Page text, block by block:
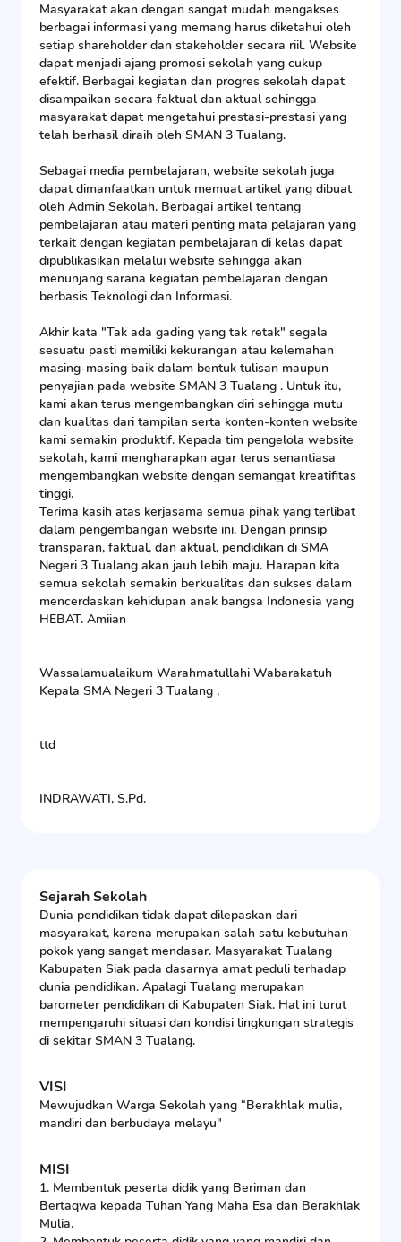
Masyarakat akan dengan sangat mudah mengakses
berbagai informasi yang memang harus diketahui oleh
setiap shareholder dan stakeholder secara riil. Website
dapat menjadi ajang promosi sekolah yang cukup
efektif. Berbagai kegiatan dan progres sekolah dapat
disampaikan secara faktual dan aktual sehingga
masyarakat dapat mengetahui prestasi-prestasi yang
telah berhasil diraih oleh SMAN 3 Tualang.
Sebagai media pembelajaran, website sekolah juga
dapat dimanfaatkan untuk memuat artikel yang dibuat
oleh Admin Sekolah. Berbagai artikel tentang
pembelajaran atau materi penting mata pelajaran yang
terkait dengan kegiatan pembelajaran di kelas dapat
dipublikasikan melalui website sehingga akan
menunjang sarana kegiatan pembelajaran dengan
berbasis Teknologi dan Informasi.
Akhir kata "Tak ada gading yang tak retak" segala
sesuatu pasti memiliki kekurangan atau kelemahan
masing-masing baik dalam bentuk tulisan maupun
penyajian pada website SMAN 3 Tualang . Untuk itu,
kami akan terus mengembangkan diri sehingga mutu
dan kualitas dari tampilan serta konten-konten website
kami semakin produktif. Kepada tim pengelola website
sekolah, kami mengharapkan agar terus senantiasa
mengembangkan website dengan semangat kreatifitas
tinggi.
Terima kasih atas kerjasama semua pihak yang terlibat
dalam pengembangan website ini. Dengan prinsip
transparan, faktual, dan aktual, pendidikan di SMA
Negeri 3 Tualang akan jauh lebih maju. Harapan kita
semua sekolah semakin berkualitas dan sukses dalam
mencerdaskan kehidupan anak bangsa Indonesia yang
HEBAT. Amiian
Wassalamualaikum Warahmatullahi Wabarakatuh
Kepala SMA Negeri 3 Tualang ,
ttd
INDRAWATI, S.Pd.
Sejarah Sekolah
Dunia pendidikan tidak dapat dilepaskan dari
masyarakat, karena merupakan salah satu kebutuhan
pokok yang sangat mendasar. Masyarakat Tualang
Kabupaten Siak pada dasarnya amat peduli terhadap
dunia pendidikan. Apalagi Tualang merupakan
barometer pendidikan di Kabupaten Siak. Hal ini turut
mempengaruhi situasi dan kondisi lingkungan strategis
di sekitar SMAN 3 Tualang.
VISI
Mewujudkan Warga Sekolah yang “Berakhlak mulia,
mandiri dan berbudaya melayu"
MISI
1. Membentuk peserta didik yang Beriman dan
Bertaqwa kepada Tuhan Yang Maha Esa dan Berakhlak
Mulia.